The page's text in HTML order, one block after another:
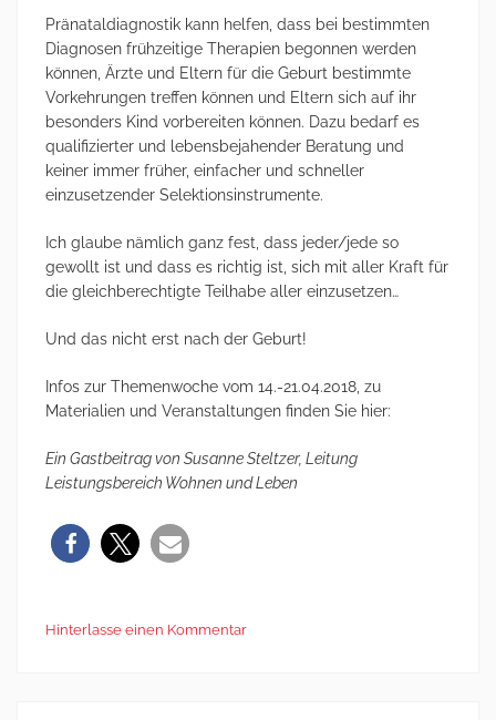
Pränataldiagnostik kann helfen, dass bei bestimmten
Diagnosen frühzeitige Therapien begonnen werden
können, Ärzte und Eltern für die Geburt bestimmte
Vorkehrungen treffen können und Eltern sich auf ihr
besonders Kind vorbereiten können. Dazu bedarf es
qualifizierter und lebensbejahender Beratung und
keiner immer früher, einfacher und schneller
einzusetzender Selektionsinstrumente.
Ich glaube nämlich ganz fest, dass jeder/jede so
gewollt ist und dass es richtig ist, sich mit aller Kraft für
die gleichberechtigte Teilhabe aller einzusetzen…
Und das nicht erst nach der Geburt!
Infos zur Themenwoche vom 14.-21.04.2018, zu
Materialien und Veranstaltungen finden Sie hier:
Ein Gastbeitrag von Susanne Steltzer, Leitung
Leistungsbereich Wohnen und Leben
Hinterlasse einen Kommentar